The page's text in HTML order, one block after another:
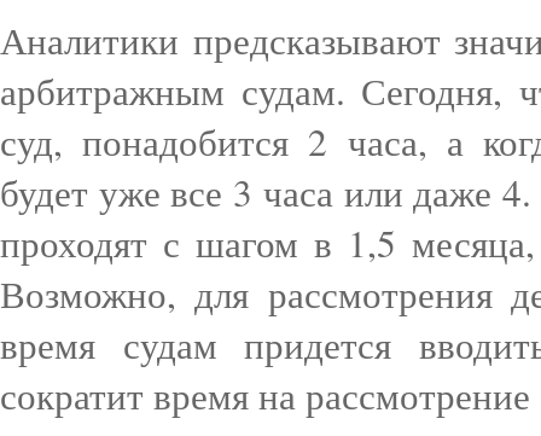
Аналитики предсказывают
арбитражным судам. Сегодня,
суд, понадобится 2 часа, а
будет уже все 3 часа или даже
проходят с шагом в 1,5
Возможно, для рассмотрения
время судам придется
сократит время на